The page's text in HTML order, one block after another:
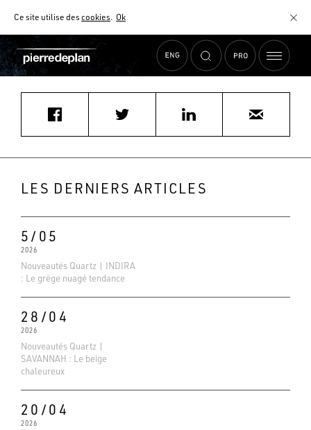
Ce site utilise descookies. Ok
AIDE AU CHOIX
Accueil Actualités bbbbnb@mmmmi.ch
LES DERNIERS ARTICLES
5/05
2026
Nouveautés Quartz | INDIRA
: Le grège nuagé tendance
28/04
2026
Nouveautés Quartz |
SAVANNAH : Le beige
chaleureux
20/04
2026